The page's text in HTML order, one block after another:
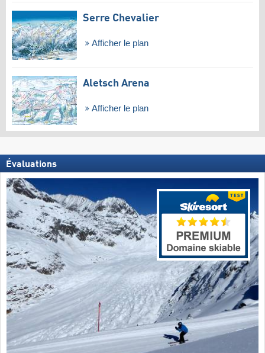
Serre Chevalier
Afficher le plan
Aletsch Arena
Afficher le plan
Évaluations